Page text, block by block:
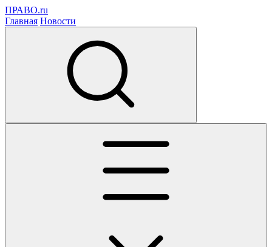
ПРАВО.ru
Главная Новости